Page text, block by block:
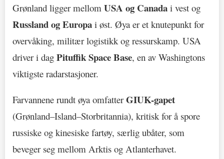
Grønland ligger mellom USA og Canada i vest og
Russland og Europa i øst. Øya er et knutepunkt for
overvåking, militær logistikk og ressurskamp. USA
driver i dag Pituffik Space Base, en av Washingtons
viktigste radarstasjoner.
Farvannene rundt øya omfatterGIUK-gapet
(Grønland–Island–Storbritannia), kritisk for å spore
russiske og kinesiske fartøy, særlig ubåter, som
beveger seg mellom Arktis og Atlanterhavet.